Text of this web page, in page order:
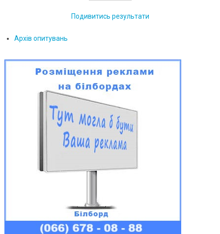
Подивитись результати
Архів опитувань